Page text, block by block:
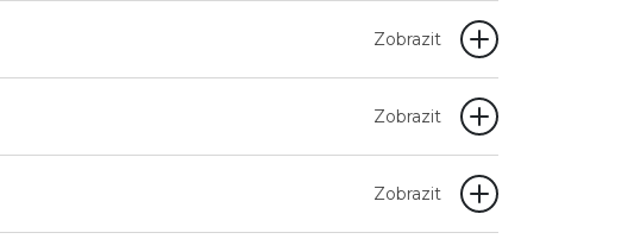
Zobrazit
Zobrazit
Zobrazit